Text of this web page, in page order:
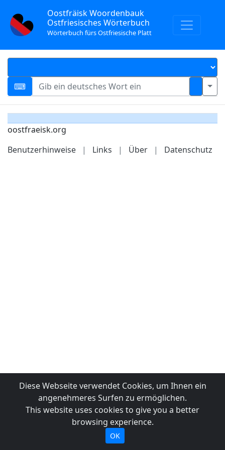
Oostfräisk Woordenbauk
Ostfriesisches Wörterbuch
Wörterbuch fürs Ostfriesische Platt
oostfraeisk.org
Benutzerhinweise
| Links | Über | Datenschutz
Diese Webseite verwendet Cookies, um Ihnen ein
angenehmeres Surfen zu ermöglichen.
This website uses cookies to give you a better
browsing experience.
OK